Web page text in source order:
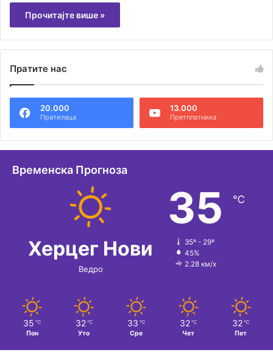
Прочитајте више »
Пратите нас
20.000
Пратилаца
13.000
Претплатника
Временска Прогноза
Херцег Нови
Ведро
35 ℃
35º - 29º
45%
2.28 км/х
35 ℃
Пон
32 ℃
Уто
33 ℃
Сре
32 ℃
Чет
32 ℃
Пет